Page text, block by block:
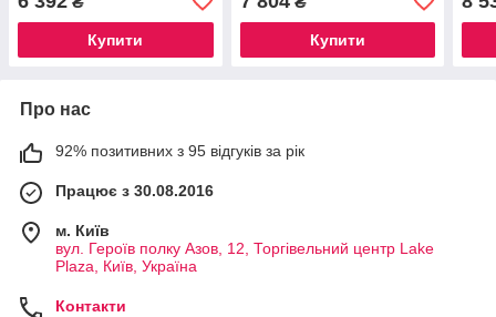
Купити Купити
Про нас
92% позитивних з 95 відгуків за рік
Працює з 30.08.2016
м. Київ
вул. Героїв полку Азов, 12, Торгівельний центр Lake
Plaza, Київ, Україна
Контакти